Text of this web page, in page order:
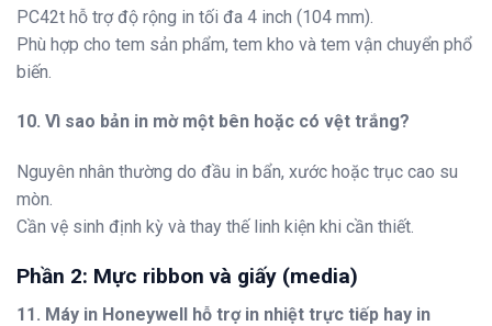
PC42t hỗ trợ độ rộng in tối đa 4 inch (104 mm).
Phù hợp cho tem sản phẩm, tem kho và tem vận chuyển phổ
biến.
10. Vì sao bản in mờ một bên hoặc có vệt trắng?
Nguyên nhân thường do đầu in bẩn, xước hoặc trục cao su
mòn.
Cần vệ sinh định kỳ và thay thế linh kiện khi cần thiết.
Phần 2: Mực ribbon và giấy (media)
11. Máy in Honeywell hỗ trợ in nhiệt trực tiếp hay in